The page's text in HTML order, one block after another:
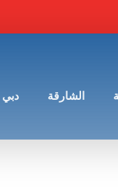
الشارقة دبي